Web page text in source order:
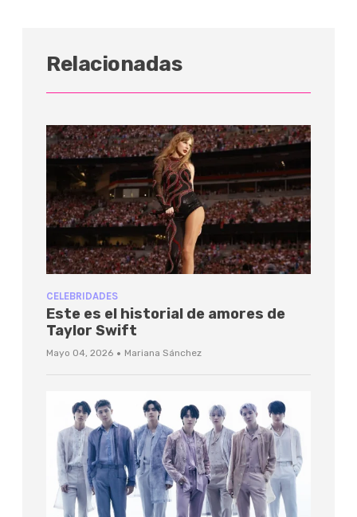
Relacionadas
CELEBRIDADES
Este es el historial de amores de
Taylor Swift
Mayo 04, 2026 · Mariana Sánchez